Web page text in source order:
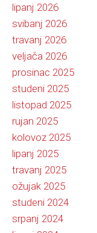
lipanj 2026
svibanj 2026
travanj 2026
veljača 2026
prosinac 2025
studeni 2025
listopad 2025
rujan 2025
kolovoz 2025
lipanj 2025
travanj 2025
ožujak 2025
studeni 2024
srpanj 2024